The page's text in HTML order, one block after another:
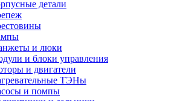
детали
и люки
и блоки управления
и двигатели
ТЭНы
и помпы